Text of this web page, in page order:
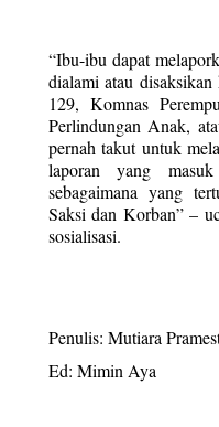
“Ibu-ibu dapat
dialami atau
129, Komnas
Perlindungan Anak,
pernah takut untuk
laporan yang
sebagaimana yang
Saksi dan Korban” –
sosialisasi.
Penulis: Mutiara
Ed: Mimin Aya